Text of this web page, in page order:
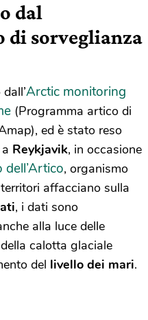
dal
di sorveglianza
Arctic monitoring
(Programma artico di
ed è stato reso
Reykjavik, in occasione
dell’Artico, organismo
affacciano sulla
, i dati sono
alla luce delle
calotta glaciale
del livello dei mari.